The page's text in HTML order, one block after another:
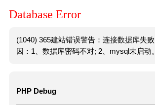
Database Error
(1040) 365建站错误警告：连接数据库失
因：1、数据库密码不对; 2、mysql未启动。
PHP Debug